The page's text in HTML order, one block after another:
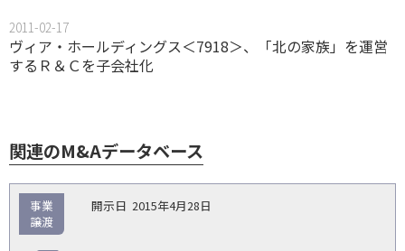
2011-02-17
ヴィア・ホールディングス＜7918＞、「北の家族」を運営
するＲ＆Ｃを子会社化
関連のM&Aデータベース
2015年4月28日
事業
譲渡